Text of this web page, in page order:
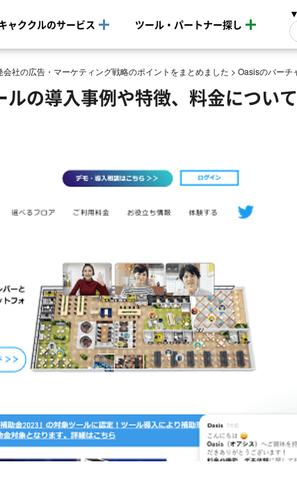
ャククルのサービス ツール・パートナー探し
会社の広告・マーケティング戦略のポイントをまとめました > Oasisのバーチ
の導入事例や特徴、料金につい